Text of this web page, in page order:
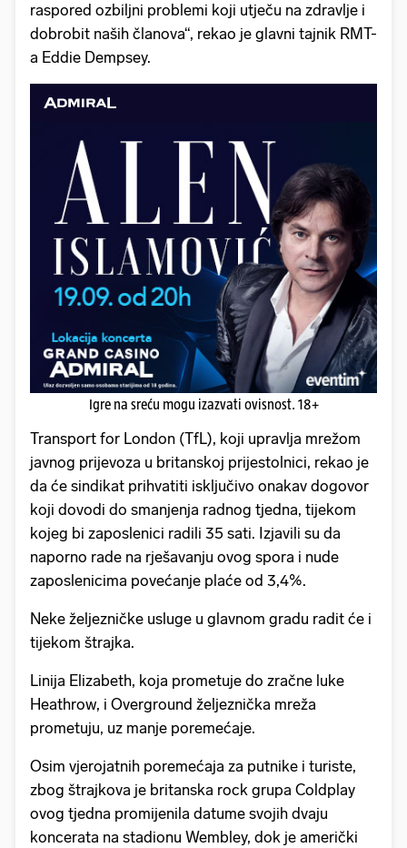
raspored ozbiljni problemi koji utječu na zdravlje i
dobrobit naših članova“, rekao je glavni tajnik RMT-
a Eddie Dempsey.
Igre na sreću mogu izazvati ovisnost. 18+
Transport for London (TfL), koji upravlja mrežom
javnog prijevoza u britanskoj prijestolnici, rekao je
da će sindikat prihvatiti isključivo onakav dogovor
koji dovodi do smanjenja radnog tjedna, tijekom
kojeg bi zaposlenici radili 35 sati. Izjavili su da
naporno rade na rješavanju ovog spora i nude
zaposlenicima povećanje plaće od 3,4%.
Neke željezničke usluge u glavnom gradu radit će i
tijekom štrajka.
Linija Elizabeth, koja prometuje do zračne luke
Heathrow, i Overground željeznička mreža
prometuju, uz manje poremećaje.
Osim vjerojatnih poremećaja za putnike i turiste,
zbog štrajkova je britanska rock grupa Coldplay
ovog tjedna promijenila datume svojih dvaju
koncerata na stadionu Wembley, dok je američki